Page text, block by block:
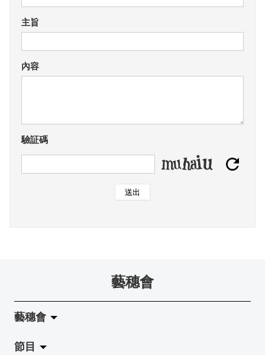
主旨
內容
驗証碼
送出
藝穗會
藝穗會
關於藝穗會
節目